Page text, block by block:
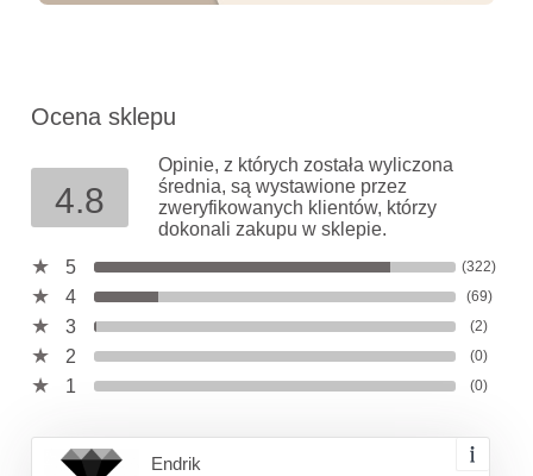
Ocena sklepu
4.8
Opinie, z których została wyliczona
średnia, są wystawione przez
zweryfikowanych klientów, którzy
dokonali zakupu w sklepie.
5
(322)
4 (69)
3 (2)
2 (0)
1 (0)
Endrik